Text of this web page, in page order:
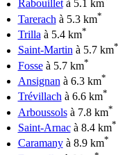
Rabouilletà 5.1 km
Tarerach à 5.3 km*
Trilla à 5.4 km*
Saint-Martinà 5.7 km*
Fosseà 5.7 km*
Ansignan à 6.3 km*
Trévillachà 6.6 km*
Arboussolsà 7.8 km*
Saint-Arnacà 8.4 km*
Caramanyà 8.9 km*